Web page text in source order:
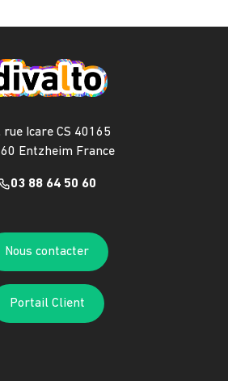
rue Icare CS 40165
Entzheim France
03 88 64 50 60
Nous contacter
Portail Client